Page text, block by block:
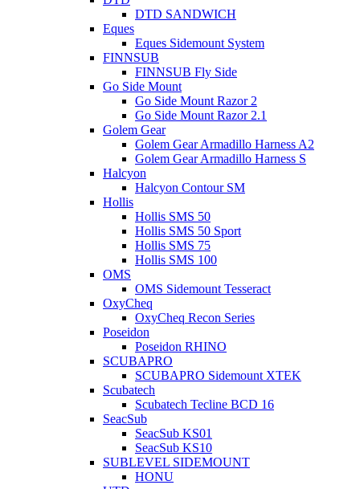
DTD SANDWICH
Eques
Eques Sidemount System
FINNSUB
FINNSUB Fly Side
Go Side Mount
Go Side Mount Razor 2
Go Side Mount Razor 2.1
Golem Gear
Golem Gear Armadillo Harness A2
Golem Gear Armadillo Harness S
Halcyon
Halcyon Contour SM
Hollis
Hollis SMS 50
Hollis SMS 50 Sport
Hollis SMS 75
Hollis SMS 100
OMS
OMS Sidemount Tesseract
OxyCheq
OxyCheq Recon Series
Poseidon
Poseidon RHINO
SCUBAPRO
SCUBAPRO Sidemount XTEK
Scubatech
Scubatech Tecline BCD 16
SeacSub
SeacSub KS01
SeacSub KS10
SUBLEVEL SIDEMOUNT
HONU